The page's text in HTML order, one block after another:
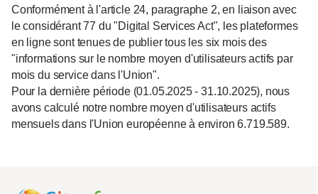
Conformément à l'article 24, paragraphe 2, en liaison avec
le considérant 77 du "Digital Services Act", les plateformes
en ligne sont tenues de publier tous les six mois des
"informations sur le nombre moyen d'utilisateurs actifs par
mois du service dans l'Union".
Pour la dernière période (01.05.2025 - 31.10.2025), nous
avons calculé notre nombre moyen d'utilisateurs actifs
mensuels dans l'Union européenne à environ 6.719.589.